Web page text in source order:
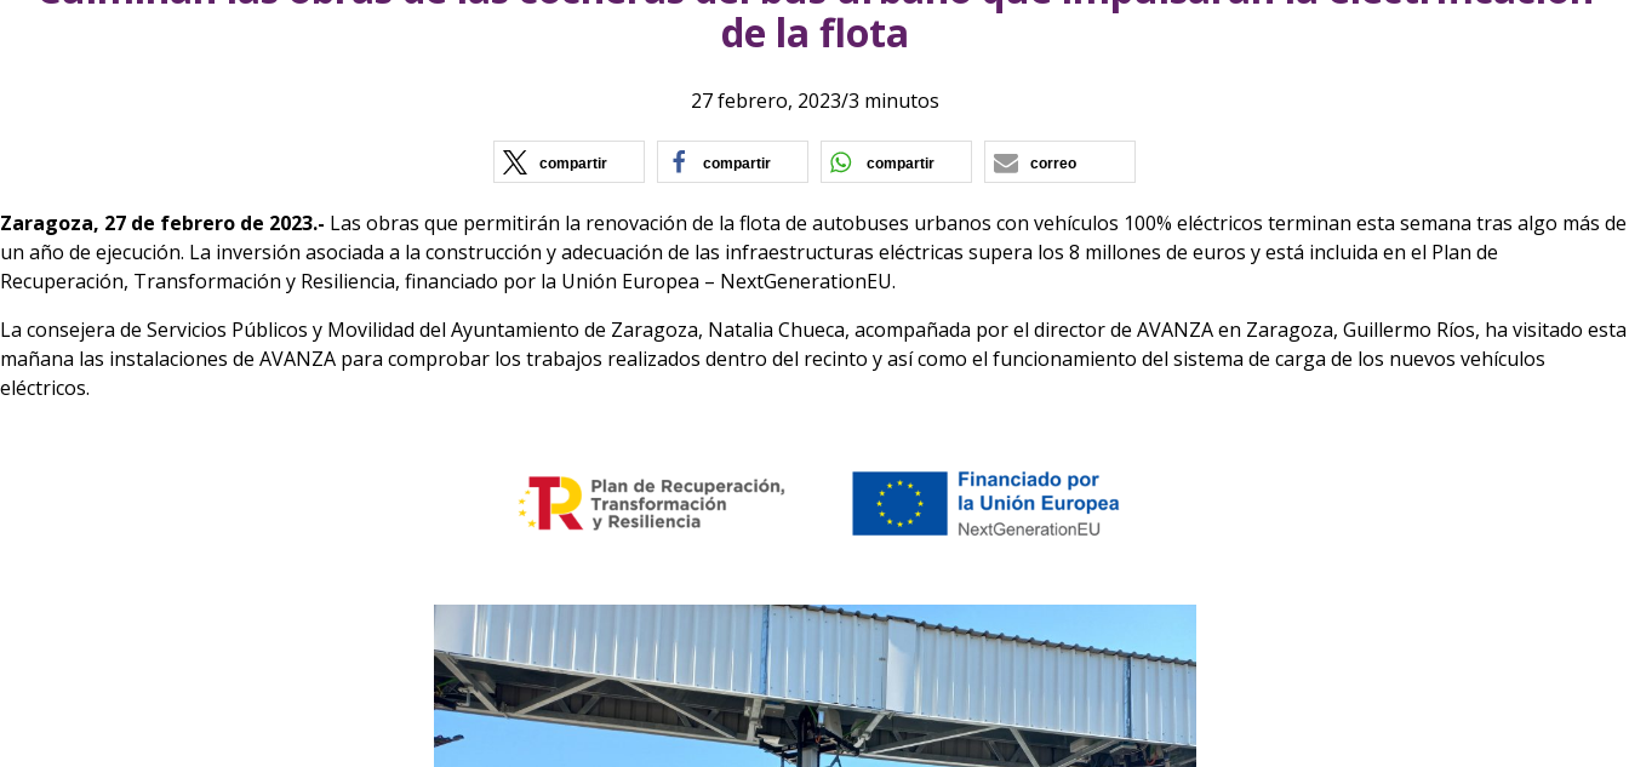
de la flota
27 febrero, 2023/3 minutos
compartir (se abre en nueva ventana)
compartir (se abre en nueva ventana)
compartir (se abre en nueva ventana)
correo
Zaragoza, 27 de febrero de 2023.- Las obras que permitirán la renovación de la flota de autobuses urbanos con vehículos 100% eléctricos terminan esta semana tras algo más de
un año de ejecución. La inversión asociada a la construcción y adecuación de las infraestructuras eléctricas supera los 8 millones de euros y está incluida en el Plan de
Recuperación, Transformación y Resiliencia, financiado por la Unión Europea – NextGenerationEU.
La consejera de Servicios Públicos y Movilidad del Ayuntamiento de Zaragoza, Natalia Chueca, acompañada por el director de AVANZA en Zaragoza, Guillermo Ríos, ha visitado esta
mañana las instalaciones de AVANZA para comprobar los trabajos realizados dentro del recinto y así como el funcionamiento del sistema de carga de los nuevos vehículos
eléctricos.